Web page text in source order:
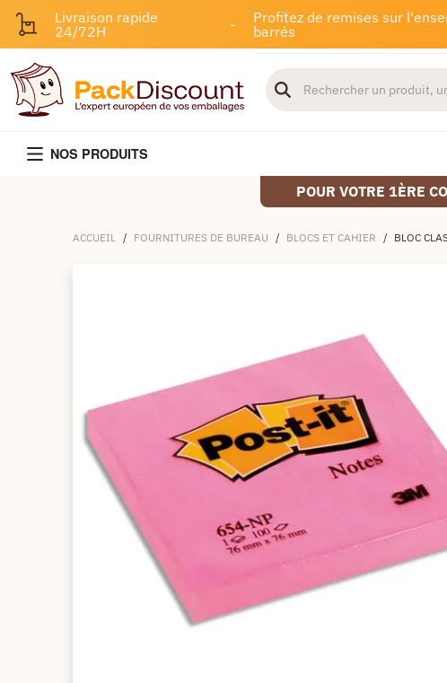
Livraison rapide
24/72H
-
Profitez de remises sur
barrés
NOS PRODUITS
POUR VOTRE 1ÈRE
ACCUEIL / FOURNITURES DE BUREAU / BLOCS ET CAHIER / BLOC